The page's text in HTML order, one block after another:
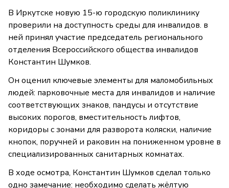
В Иркутске новую 15-ю городскую поликлинику
проверили на доступность среды для инвалидов. в
ней принял участие председатель регионального
отделения Всероссийского общества инвалидов
Константин Шумков.
Он оценил ключевые элементы для маломобильных
людей: парковочные места для инвалидов и наличие
соответствующих знаков, пандусы и отсутствие
высоких порогов, вместительность лифтов,
коридоры с зонами для разворота коляски, наличие
кнопок, поручней и раковин на пониженном уровне в
специализированных санитарных комнатах.
В ходе осмотра, Константин Шумков сделал только
одно замечание: необходимо сделать жёлтую